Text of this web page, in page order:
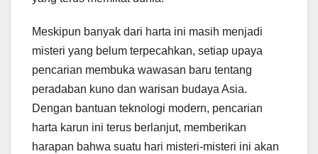
Meskipun banyak dari harta ini masih menjadi
misteri yang belum terpecahkan, setiap upaya
pencarian membuka wawasan baru tentang
peradaban kuno dan warisan budaya Asia.
Dengan bantuan teknologi modern, pencarian
harta karun ini terus berlanjut, memberikan
harapan bahwa suatu hari misteri-misteri ini akan